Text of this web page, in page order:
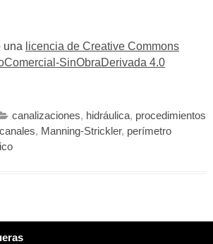
una licencia de Creative Commons
SinObraDerivada 4.0
canalizaciones, hidráulica, procedimientos
canales, Manning-Strickler, perímetro